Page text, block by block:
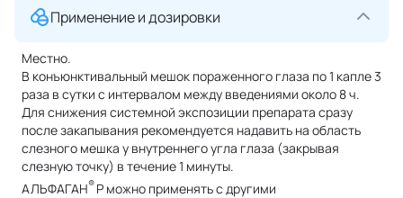
Применение и дозировки
Местно.
В конъюнктивальный мешок пораженного глаза по 1 капле 3
раза в сутки с интервалом между введениями около 8 ч.
Для снижения системной экспозиции препарата сразу
после закапывания рекомендуется надавить на область
слезного мешка у внутреннего угла глаза (закрывая
слезную точку) в течение 1 минуты.
АЛЬФАГАН® Р можно применять с другими